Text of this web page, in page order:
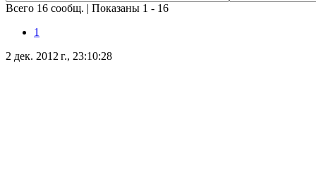
Всего 16 сообщ. | Показаны 1 - 16
1
2 дек. 2012 г., 23:10:28